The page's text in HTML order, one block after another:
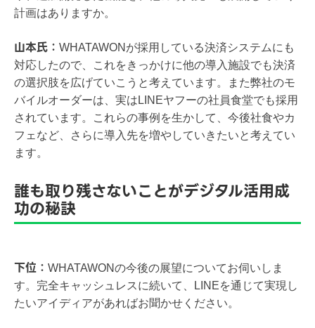
計画はありますか。
山本氏： WHATAWONが採用している決済システムにも
対応したので、これをきっかけに他の導入施設でも決済
の選択肢を広げていこうと考えています。また弊社のモ
バイルオーダーは、実はLINEヤフーの社員食堂でも採用
されています。これらの事例を生かして、今後社食やカ
フェなど、さらに導入先を増やしていきたいと考えてい
ます。
誰も取り残さないことがデジタル活用成
功の秘訣
下位： WHATAWONの今後の展望についてお伺いしま
す。完全キャッシュレスに続いて、LINEを通じて実現し
たいアイディアがあればお聞かせください。